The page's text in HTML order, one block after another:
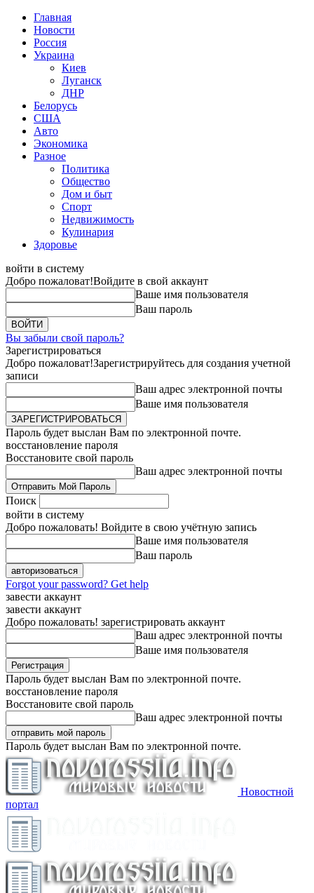
Главная
Новости
Россия
Украина
Киев
Луганск
ДНР
Белорусь
США
Авто
Экономика
Разное
Политика
Общество
Дом и быт
Спорт
Недвижимость
Кулинария
Здоровье
войти в систему
Добро пожаловат!Войдите в свой аккаунт
Ваше имя пользователя
Ваш пароль
Вы забыли свой пароль?
Зарегистрироваться
Добро пожаловат!Зарегистрируйтесь для создания учетной
записи
Ваш адрес электронной почты
Ваше имя пользователя
Пароль будет выслан Вам по электронной почте.
восстановление пароля
Восстановите свой пароль
Ваш адрес электронной почты
Поиск
войти в систему
Добро пожаловать! Войдите в свою учётную запись
Ваше имя пользователя
Ваш пароль
Forgot your password? Get help
завести аккаунт
завести аккаунт
Добро пожаловать! зарегистрировать аккаунт
Ваш адрес электронной почты
Ваше имя пользователя
Пароль будет выслан Вам по электронной почте.
восстановление пароля
Восстановите свой пароль
Ваш адрес электронной почты
Пароль будет выслан Вам по электронной почте.
Новостной
портал